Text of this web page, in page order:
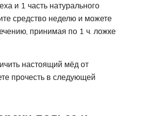
и 1 часть натурального
средство неделю и можете
принимая по 1 ч. ложке
настоящий мёд от
прочесть в следующей